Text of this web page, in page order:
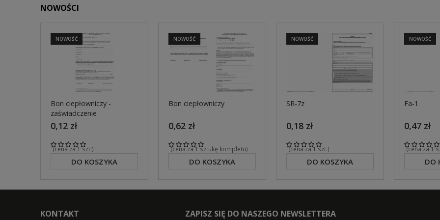
NOWOŚCI
Bon ciepłowniczy -
zaświadczenie
0,12 zł
(cena za 1 szt.)
DO KOSZYKA
NOWOŚĆ
Bon ciepłowniczy
0,62 zł
(cena za 1 sztukę kompletu)
DO KOSZYKA
NOWOŚĆ
SR-7z
0,18 zł
(cena za 1 szt.)
DO KOSZYKA
NOWOŚĆ
Fa-1
0,47 zł
(cena za 1
DO
NOWOŚĆ
KONTAKT ZAPISZ SIĘ DO NASZEGO NEWSLETTERA